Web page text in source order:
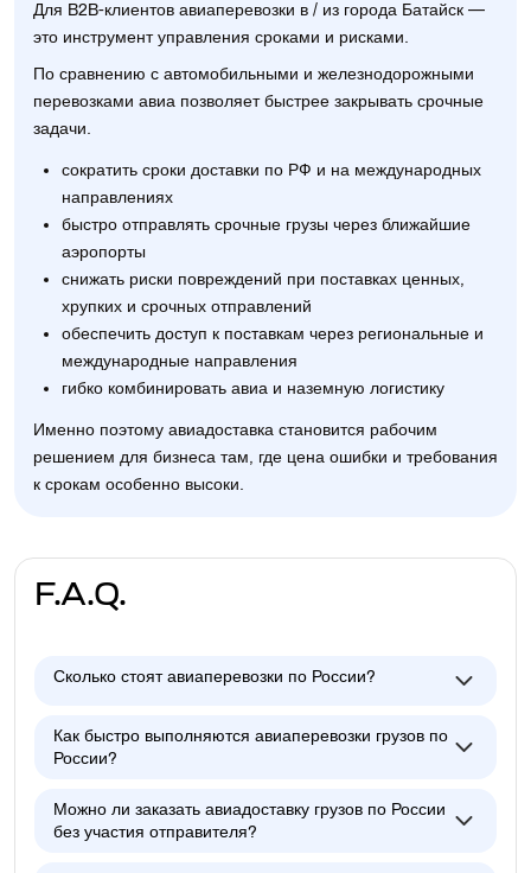
Для B2B-клиентов авиаперевозки в / из города Батайск —
это инструмент управления сроками и рисками.
По сравнению с автомобильными и железнодорожными
перевозками авиа позволяет быстрее закрывать срочные
задачи.
сократить сроки доставки по РФ и на международных
направлениях
быстро отправлять срочные грузы через ближайшие
аэропорты
снижать риски повреждений при поставках ценных,
хрупких и срочных отправлений
обеспечить доступ к поставкам через региональные и
международные направления
гибко комбинировать авиа и наземную логистику
Именно поэтому авиадоставка становится рабочим
решением для бизнеса там, где цена ошибки и требования
к срокам особенно высоки.
F.A.Q.
Сколько стоят авиаперевозки по России?
Как быстро выполняются авиаперевозки грузов по
России?
Можно ли заказать авиадоставку грузов по России
без участия отправителя?